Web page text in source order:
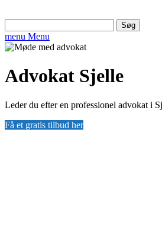
efter:
menu Menu
Advokat Sjelle
Leder du efter en professionel advokat i
Få et gratis tilbud her